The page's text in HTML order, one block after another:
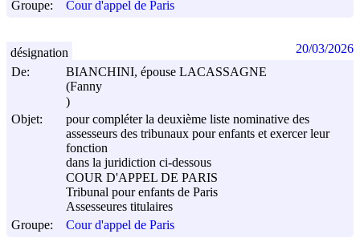
Groupe: Cour d'appel de Paris
De:
BIANCHINI, épouse LACASSAGNE
(Fanny
)
Objet:
pour compléter la deuxième liste nominative des
assesseurs des tribunaux pour enfants et exercer leur
fonction
dans la juridiction ci-dessous
COUR D'APPEL DE PARIS
Tribunal pour enfants de Paris
Assesseures titulaires
Groupe:
Cour d'appel de Paris
désignation 20/03/2026